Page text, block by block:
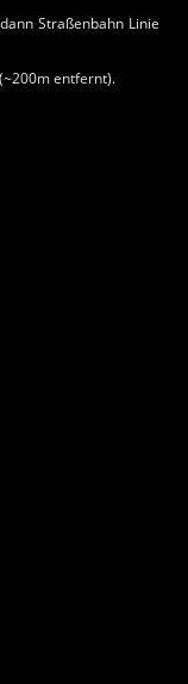
Straßenbahn Linie
entfernt).